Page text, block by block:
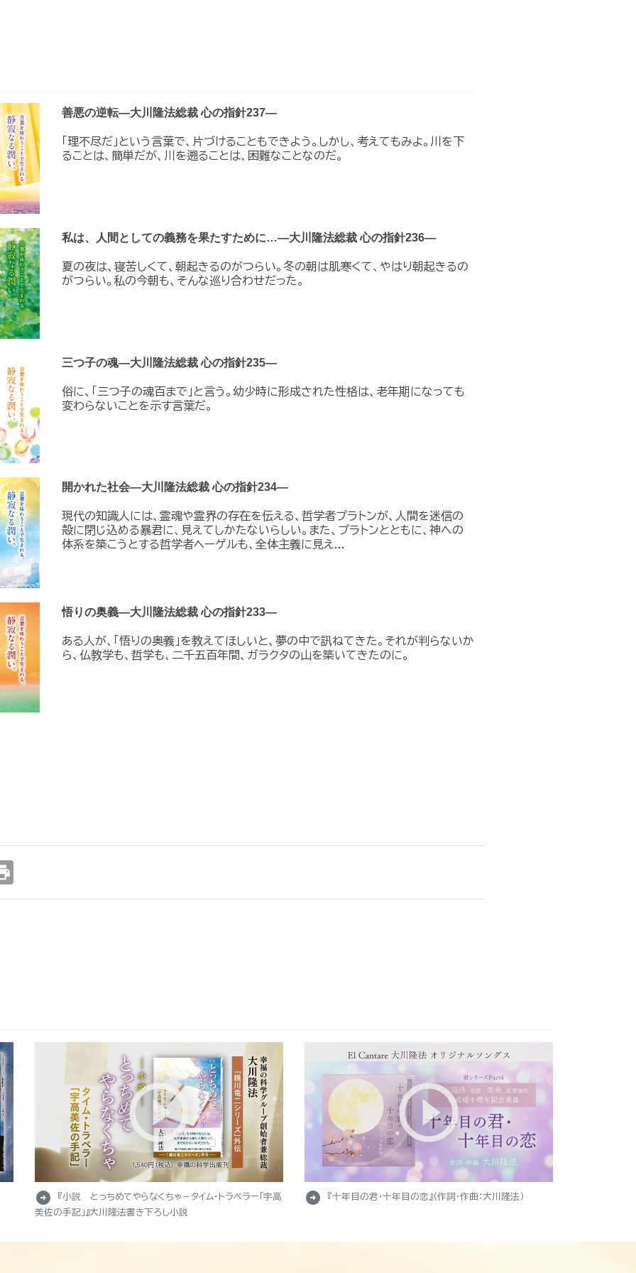
善悪の逆転―大川隆法総裁 心の指針237―
「理不尽だ」という言葉で、片づけることもできよう。しかし、考えてもみよ。川を下
ることは、簡単だが、川を遡ることは、困難なことなのだ。
私は、人間としての義務を果たすために…―大川隆法総裁 心の指針236―
夏の夜は、寝苦しくて、朝起きるのがつらい。冬の朝は肌寒くて、やはり朝起きるの
がつらい。私の今朝も、そんな巡り合わせだった。
三つ子の魂―大川隆法総裁 心の指針235―
俗に、「三つ子の魂百まで」と言う。幼少時に形成された性格は、老年期になっても
変わらないことを示す言葉だ。
開かれた社会―大川隆法総裁 心の指針234―
現代の知識人には、霊魂や霊界の存在を伝える、哲学者プラトンが、人間を迷信の
殻に閉じ込める暴君に、見えてしかたないらしい。また、プラトンとともに、神への
体系を築こうとする哲学者ヘーゲルも、全体主義に見え...
悟りの奥義―大川隆法総裁 心の指針233―
ある人が、「悟りの奥義」を教えてほしいと、夢の中で訊ねてきた。それが判らないか
ら、仏教学も、哲学も、二千五百年間、ガラクタの山を築いてきたのに。
arrow_circle_right
『小説 とっちめてやらなくちゃ－タイム・トラベラー「宇高
美佐の手記」』大川隆法書き下ろし小説
arrow_circle_right 『十年目の君・十年目の恋』（作詞・作曲：大川隆法）